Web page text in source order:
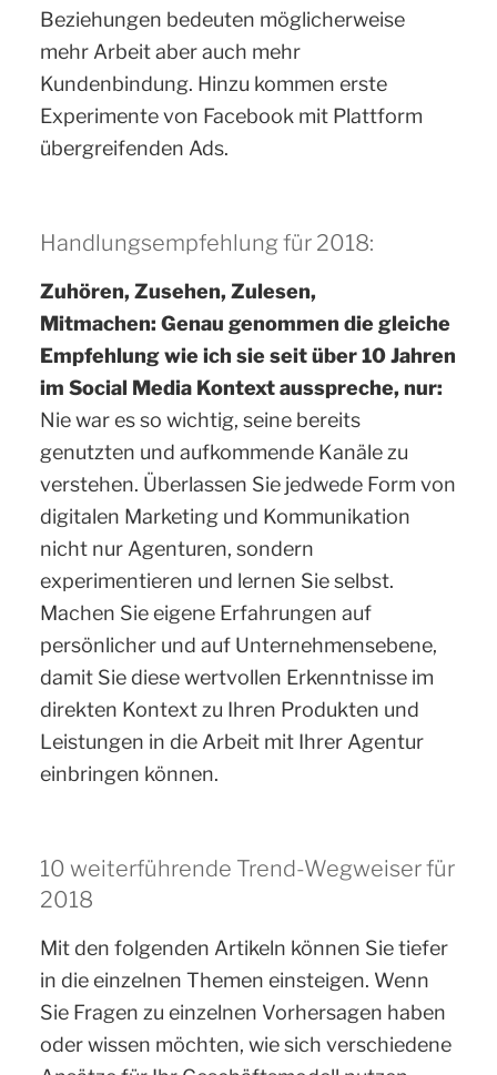
Beziehungen bedeuten möglicherweise
mehr Arbeit aber auch mehr
Kundenbindung. Hinzu kommen erste
Experimente von Facebook mit Plattform
übergreifenden Ads.
Handlungsempfehlung für 2018:
Zuhören, Zusehen, Zulesen,
Mitmachen: Genau genommen die gleiche
Empfehlung wie ich sie seit über 10 Jahren
im Social Media Kontext ausspreche, nur:
Nie war es so wichtig, seine bereits
genutzten und aufkommende Kanäle zu
verstehen. Überlassen Sie jedwede Form von
digitalen Marketing und Kommunikation
nicht nur Agenturen, sondern
experimentieren und lernen Sie selbst.
Machen Sie eigene Erfahrungen auf
persönlicher und auf Unternehmensebene,
damit Sie diese wertvollen Erkenntnisse im
direkten Kontext zu Ihren Produkten und
Leistungen in die Arbeit mit Ihrer Agentur
einbringen können.
10 weiterführende Trend-Wegweiser für
2018
Mit den folgenden Artikeln können Sie tiefer
in die einzelnen Themen einsteigen. Wenn
Sie Fragen zu einzelnen Vorhersagen haben
oder wissen möchten, wie sich verschiedene